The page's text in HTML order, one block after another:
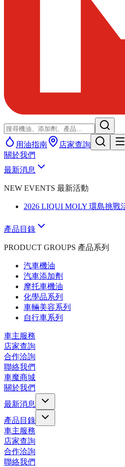
用油指南
店家查詢
關於我們
最新消息
NEW EVENTS 最新活動
2026 LIQUI MOLY 環島挑戰
產品目錄
PRODUCT GROUPS 產品系列
汽車機油
汽車添加劑
摩托車機油
化學品系列
車輛美容系列
自行車系列
車主服務
店家查詢
合作洽詢
聯絡我們
車魔商城
關於我們
最新消息
產品目錄
車主服務
店家查詢
合作洽詢
聯絡我們